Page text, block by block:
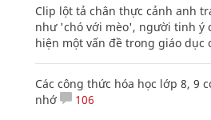
Clip lột tả chân thực cảnh anh
như 'chó với mèo', người tinh ý
hiện một vấn đề trong giáo dục
Các công thức hóa học lớp 8, 9
nhớ
106